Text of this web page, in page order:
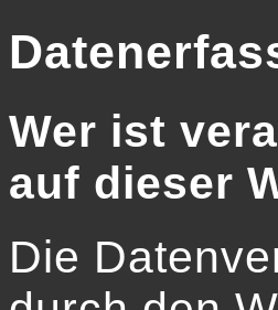
Wer ist
auf dieser
Die